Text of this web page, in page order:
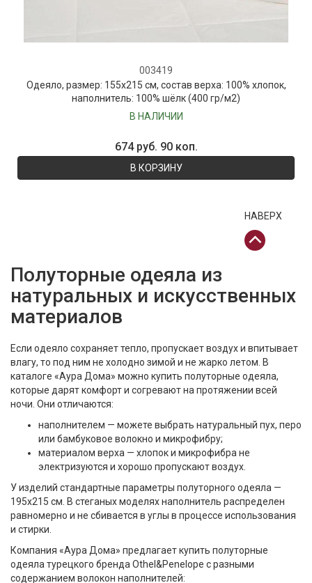
003419
Одеяло, размер: 155х215 см, состав верха: 100% хлопок,
наполнитель: 100% шёлк (400 гр/м2)
В НАЛИЧИИ
674 руб. 90 коп.
В КОРЗИНУ
НАВЕРХ
Полуторные одеяла из
натуральных и искусственных
материалов
Если одеяло сохраняет тепло, пропускает воздух и впитывает
влагу, то под ним не холодно зимой и не жарко летом. В
каталоге «Аура Дома» можно купить полуторные одеяла,
которые дарят комфорт и согревают на протяжении всей
ночи. Они отличаются:
наполнителем — можете выбрать натуральный пух, перо
или бамбуковое волокно и микрофибру;
материалом верха — хлопок и микрофибра не
электризуются и хорошо пропускают воздух.
У изделий стандартные параметры полуторного одеяла —
195х215 см. В стеганых моделях наполнитель распределен
равномерно и не сбивается в углы в процессе использования
и стирки.
Компания «Аура Дома» предлагает купить полуторные
одеяла турецкого бренда Othel&Penelope с разными
содержанием волокон наполнителей: